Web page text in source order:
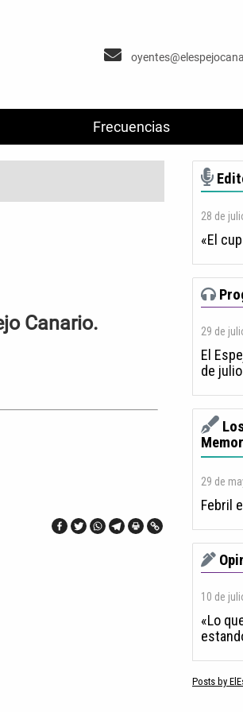
Frecuencias
Canario.
28 de
«El
29 de
El
de
29 de
Febril
10 de
«Lo
Posts by